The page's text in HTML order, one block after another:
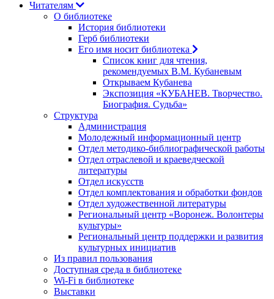
Читателям
О библиотеке
История библиотеки
Герб библиотеки
Его имя носит библиотека
Список книг для чтения,
рекомендуемых В.М. Кубаневым
Открываем Кубанева
Экспозиция «КУБАНЕВ. Творчество.
Биография. Судьба»
Структура
Администрация
Молодежный информационный центр
Отдел методико-библиографической работы
Отдел отраслевой и краеведческой
литературы
Отдел искусств
Отдел комплектования и обработки фондов
Отдел художественной литературы
Региональный центр «Воронеж. Волонтеры
культуры»
Региональный центр поддержки и развития
культурных инициатив
Из правил пользования
Доступная среда в библиотеке
Wi-Fi в библиотеке
Выставки